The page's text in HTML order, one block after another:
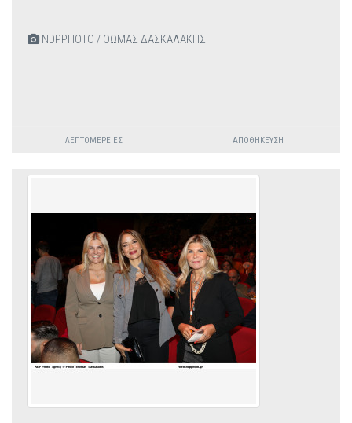
NDPPHOTO / ΘΩΜΑΣ ΔΑΣΚΑΛΑΚΗΣ
ΛΕΠΤΟΜΈΡΕΙΕΣ ΑΠΟΘΉΚΕΥΣΗ